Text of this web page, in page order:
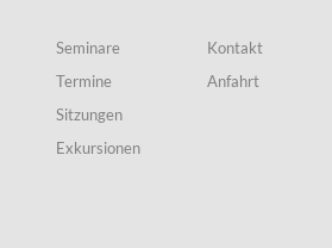
Seminare
Termine
Sitzungen
Exkursionen
Kontakt
Anfahrt